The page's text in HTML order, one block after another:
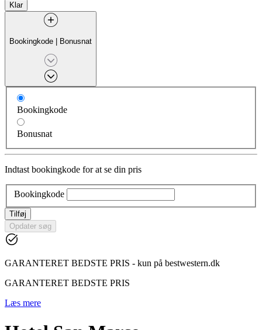
Klar
Bookingkode | Bonusnat
Bookingkode
Bonusnat
Indtast bookingkode for at se din pris
Bookingkode
Tilføj
Opdater søg
GARANTERET BEDSTE PRIS - kun på bestwestern.dk
GARANTERET BEDSTE PRIS
Læs mere